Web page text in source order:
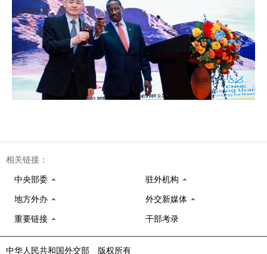
相关链接：
中央部委 驻外机构
地方外办 外交新媒体
重要链接 干部考录
中华人民共和国外交部 版权所有